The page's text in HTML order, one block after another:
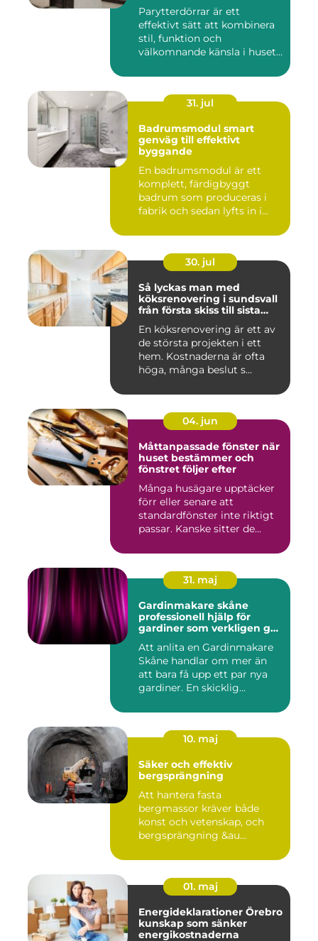
Parytterdörrar är ett
effektivt sätt att kombinera
stil, funktion och
välkomnande känsla i husets
31. jul
Badrumsmodul smart
genväg till effektivt
byggande
En badrumsmodul är ett
komplett, färdigbyggt
badrum som produceras i
fabrik och sedan lyfts in i
30. jul
Så lyckas man med
köksrenovering i sundsvall
från första skiss till sista
En köksrenovering är ett av
de största projekten i ett
hem. Kostnaderna är ofta
höga, många beslut s...
04. jun
Måttanpassade fönster när
huset bestämmer och
fönstret följer efter
Många husägare upptäcker
förr eller senare att
standardfönster inte riktigt
passar. Kanske sitter de...
31. maj
Gardinmakare skåne
professionell hjälp för
gardiner som verkligen gör
Att anlita en Gardinmakare
Skåne handlar om mer än
att bara få upp ett par nya
gardiner. En skicklig...
10. maj
Säker och effektiv
bergsprängning
Att hantera fasta
bergmassor kräver både
konst och vetenskap, och
bergsprängning &au...
01. maj
Energideklarationer Örebro
kunskap som sänker
energikostnaderna